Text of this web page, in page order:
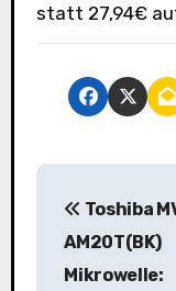
statt 27,94€
B
Toshiba
AM20T(BK)
Mikrowelle: